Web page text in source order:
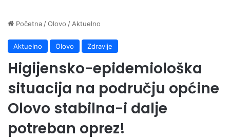
Početna /Olovo / Aktuelno
Aktuelno Olovo Zdravlje
Higijensko-epidemiološka
situacija na području općine
Olovo stabilna-i dalje
potreban oprez!